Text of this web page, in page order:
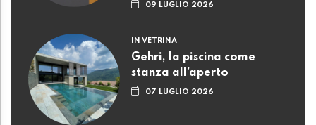
09 LUGLIO 2026
IN VETRINA
Gehri, la piscina come
stanza all’aperto
07 LUGLIO 2026